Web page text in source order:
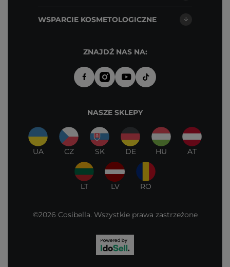
WSPARCIE KOSMETOLOGICZNE
ZNAJDŹ NAS NA:
NASZE SKLEPY
UA CZ SK DE HU AT
LT LV RO
©2026 Cosibella. Wszystkie prawa zastrzeżone